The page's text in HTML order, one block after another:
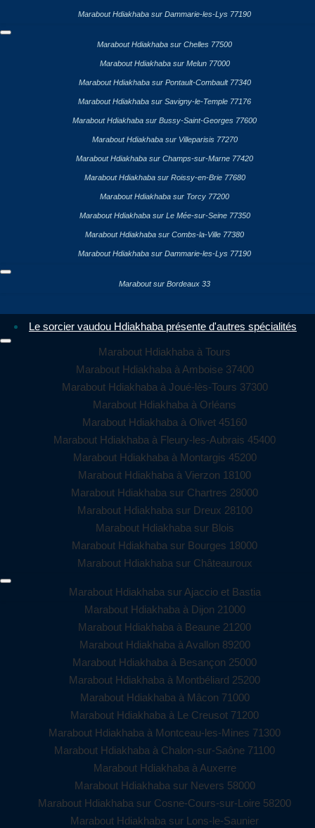
Marabout Hdiakhaba sur Dammarie-les-Lys 77190
Marabout Hdiakhaba sur Chelles 77500
Marabout Hdiakhaba sur Melun 77000
Marabout Hdiakhaba sur Pontault-Combault 77340
Marabout Hdiakhaba sur Savigny-le-Temple 77176
Marabout Hdiakhaba sur Bussy-Saint-Georges 77600
Marabout Hdiakhaba sur Villeparisis 77270
Marabout Hdiakhaba sur Champs-sur-Marne 77420
Marabout Hdiakhaba sur Roissy-en-Brie 77680
Marabout Hdiakhaba sur Torcy 77200
Marabout Hdiakhaba sur Le Mée-sur-Seine 77350
Marabout Hdiakhaba sur Combs-la-Ville 77380
Marabout Hdiakhaba sur Dammarie-les-Lys 77190
Marabout sur Bordeaux 33
Le sorcier vaudou Hdiakhaba présente d'autres spécialités
Marabout Hdiakhaba à Tours
Marabout Hdiakhaba à Amboise 37400
Marabout Hdiakhaba à Joué-lès-Tours 37300
Marabout Hdiakhaba à Orléans
Marabout Hdiakhaba à Olivet 45160
Marabout Hdiakhaba à Fleury-les-Aubrais 45400
Marabout Hdiakhaba à Montargis 45200
Marabout Hdiakhaba à Vierzon 18100
Marabout Hdiakhaba sur Chartres 28000
Marabout Hdiakhaba sur Dreux 28100
Marabout Hdiakhaba sur Blois
Marabout Hdiakhaba sur Bourges 18000
Marabout Hdiakhaba sur Châteauroux
Marabout Hdiakhaba sur Ajaccio et Bastia
Marabout Hdiakhaba à Dijon 21000
Marabout Hdiakhaba à Beaune 21200
Marabout Hdiakhaba à Avallon 89200
Marabout Hdiakhaba à Besançon 25000
Marabout Hdiakhaba à Montbéliard 25200
Marabout Hdiakhaba à Mâcon 71000
Marabout Hdiakhaba à Le Creusot 71200
Marabout Hdiakhaba à Montceau-les-Mines 71300
Marabout Hdiakhaba à Chalon-sur-Saône 71100
Marabout Hdiakhaba à Auxerre
Marabout Hdiakhaba sur Nevers 58000
Marabout Hdiakhaba sur Cosne-Cours-sur-Loire 58200
Marabout Hdiakhaba sur Lons-le-Saunier